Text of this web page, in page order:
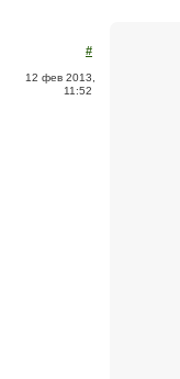
#
12 фев 2013,
11:52